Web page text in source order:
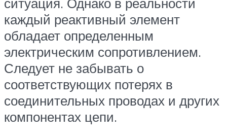
каждый реактивный элемент
обладает определенным
электрическим сопротивлением.
Следует не забывать о
соответствующих потерях в
соединительных проводах и других
компонентах цепи.